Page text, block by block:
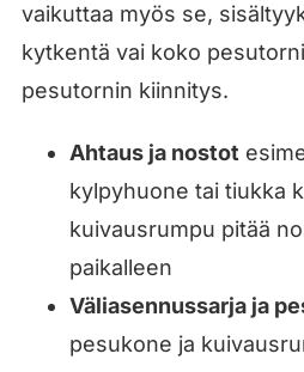
vaikuttaa myös se,
kytkentä vai koko
pesutornin kiinnitys.
Ahtaus ja nostot
kylpyhuone tai tiukka
kuivausrumpu pitää
paikalleen
Väliasennussarja ja
pesukone ja